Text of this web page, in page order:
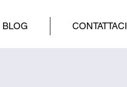
BLOG CONTATTACI